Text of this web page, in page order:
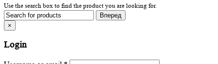
Use the search box to find the product you are looking for.
×
Login